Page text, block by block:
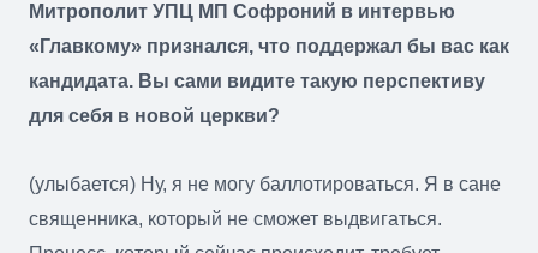
Митрополит УПЦ МП Софроний в интервью
«Главкому» признался, что поддержал бы вас как
кандидата. Вы сами видите такую перспективу
для себя в новой церкви?
(улыбается) Ну, я не могу баллотироваться. Я в сане
священника, который не сможет выдвигаться.